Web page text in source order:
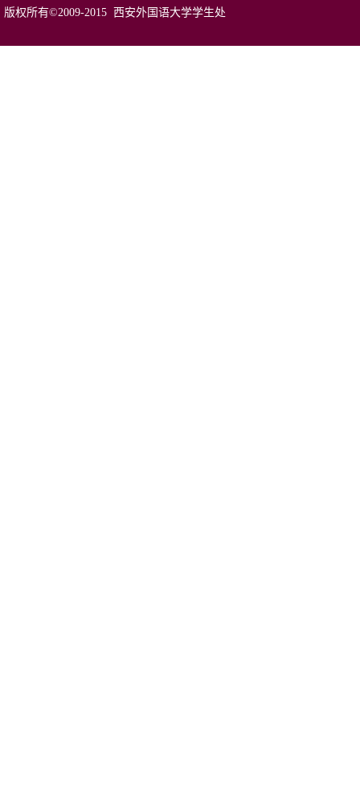
版权所有©2009-2015 西安外国语大学学生处